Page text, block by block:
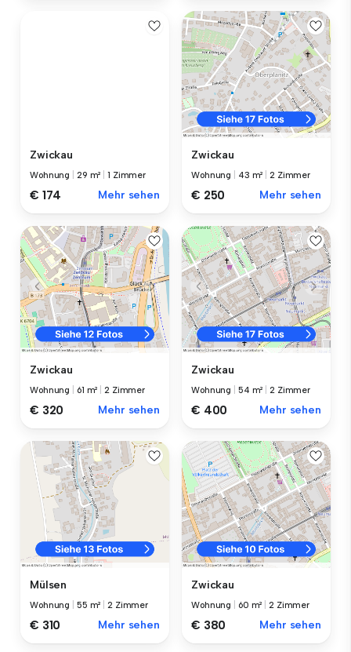
Zwickau
Wohnung 29 m² |1 Zimmer
€ 174 Mehr sehen
Zwickau
Wohnung 43 m² |2 Zimmer
€ 250 Mehr sehen
Zwickau
Wohnung 61 m² |2 Zimmer
€ 320 Mehr sehen
Zwickau
Wohnung 54 m² |2 Zimmer
€ 400 Mehr sehen
Mülsen
Wohnung 55 m² |2 Zimmer
€ 310 Mehr sehen
Zwickau
Wohnung 60 m² |2 Zimmer
€ 380 Mehr sehen